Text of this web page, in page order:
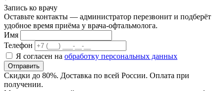
Запись ко врачу
Оставьте контакты — администратор перезвонит и подберёт
удобное время приёма у врача-офтальмолога.
Имя
Телефон
Я согласен на обработку персональных данных
Отправить
Скидки до 80%. Доставка по всей России. Оплата при
получении.